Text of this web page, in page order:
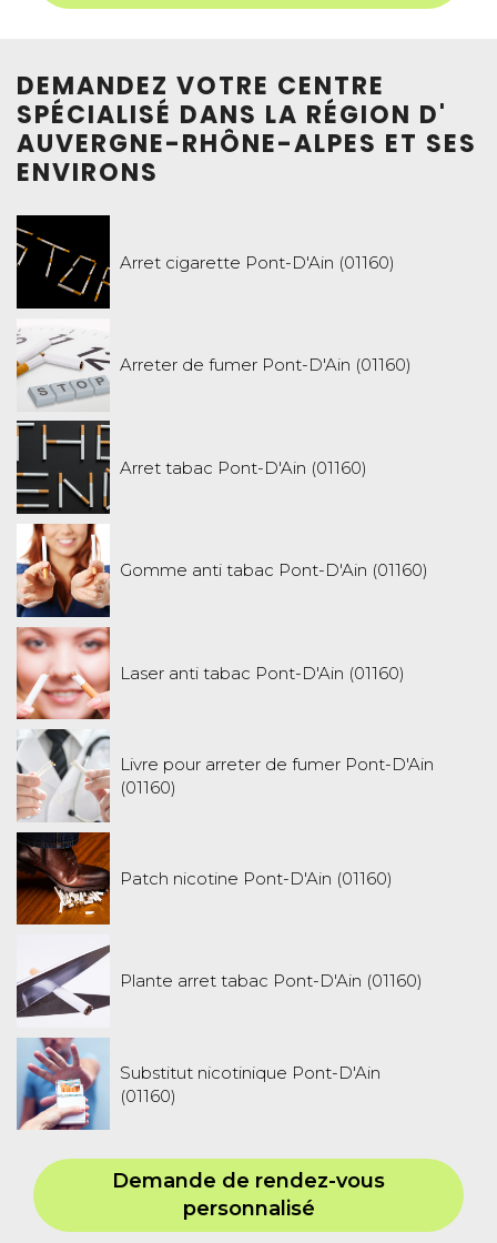
DEMANDEZ VOTRE CENTRE
SPÉCIALISÉ DANS LA RÉGION D'
AUVERGNE-RHÔNE-ALPES ET SES
ENVIRONS
Arret cigarette Pont-D'Ain (01160)
Arreter de fumer Pont-D'Ain (01160)
Arret tabac Pont-D'Ain (01160)
Gomme anti tabac Pont-D'Ain (01160)
Laser anti tabac Pont-D'Ain (01160)
Livre pour arreter de fumer Pont-D'Ain
(01160)
Patch nicotine Pont-D'Ain (01160)
Plante arret tabac Pont-D'Ain (01160)
Substitut nicotinique Pont-D'Ain
(01160)
Demande de rendez-vous
personnalisé